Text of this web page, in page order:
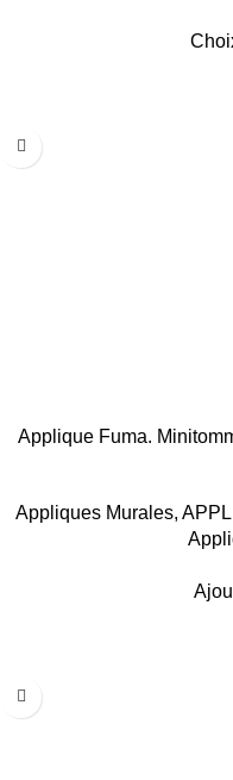
Applique Fuma.
Appliques Murales,